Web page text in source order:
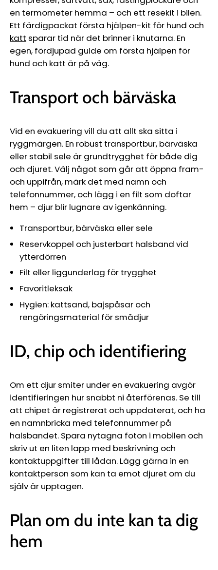
en termometer hemma – och ett resekit i bilen.
Ett färdigpackat första hjälpen-kit för hund och
katt sparar tid när det brinner i knutarna. En
egen, fördjupad guide om första hjälpen för
hund och katt är på väg.
Transport och bärväska
Vid en evakuering vill du att allt ska sitta i
ryggmärgen. En robust transportbur, bärväska
eller stabil sele är grundtrygghet för både dig
och djuret. Välj något som går att öppna fram-
och uppifrån, märk det med namn och
telefonnummer, och lägg i en filt som doftar
hem – djur blir lugnare av igenkänning.
Transportbur, bärväska eller sele
Reservkoppel och justerbart halsband vid
ytterdörren
Filt eller liggunderlag för trygghet
Favoritleksak
Hygien: kattsand, bajspåsar och
rengöringsmaterial för smådjur
ID, chip och identifiering
Om ett djur smiter under en evakuering avgör
identifieringen hur snabbt ni återförenas. Se till
att chipet är registrerat och uppdaterat, och ha
en namnbricka med telefonnummer på
halsbandet. Spara nytagna foton i mobilen och
skriv ut en liten lapp med beskrivning och
kontaktuppgifter till lådan. Lägg gärna in en
kontaktperson som kan ta emot djuret om du
själv är upptagen.
Plan om du inte kan ta dig
hem